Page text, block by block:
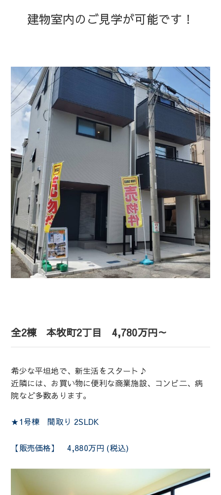
建物室内のご見学が可能です！
全2棟 本牧町2丁目 4,780万円～
希少な平坦地で、新生活をスタート♪
近隣には、お買い物に便利な商業施設、コンビ二、病
院など多数あります。
★1号棟 間取り 2SLDK
【販売価格】 4,880万円 (税込)